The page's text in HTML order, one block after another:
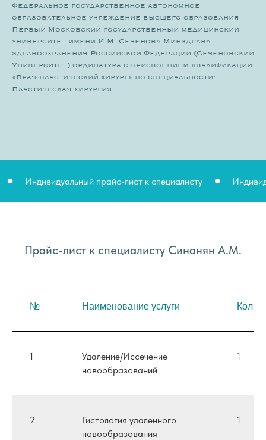
Федеральное государственное автономное
образовательное учреждение высшего образования
Первый Московский государственный медицинский
университет имени И.М. Сеченова Минздрава
здравоохранения Российской Федерации (Сеченовский
Университет) ординатура с присвоением квалификации
«Врач-пластический хирург» по специальности:
Пластическая хирургия
Индивидуальный прайс-лист к специалисту
Прайс-лист к специалисту Синанян А.М.
№ Наименование услуги Кол-во
1
Удаление/Иссечение
новообразований
1
2
Гистология удаленного
новообразования
1